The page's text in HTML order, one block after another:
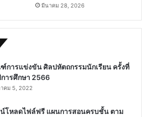
มีนาคม 28, 2026
การแข่งขัน ศิลปหัตถกรรมนักเรียน ครั้งที่
การศึกษา 2566
คม 5, 2022
โหลดไฟล์ฟรี แผนการสอนครบชั้น ตาม